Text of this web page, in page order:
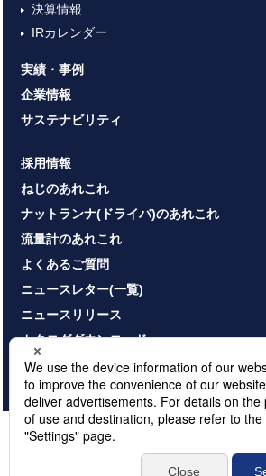
決算情報
IRカレンダー
実績・事例
企業情報
サステナビリティ
採用情報
ねじのあれこれ
ナットランナ(ドライバ)のあれこれ
流量計のあれこれ
よくあるご質問
ニュースレター(一覧)
ニュースリリース
カタログダウンロード
お問い合わせ
プライバシーポリシー
情報セ
© NITTOSEIKO CO., LTD. All